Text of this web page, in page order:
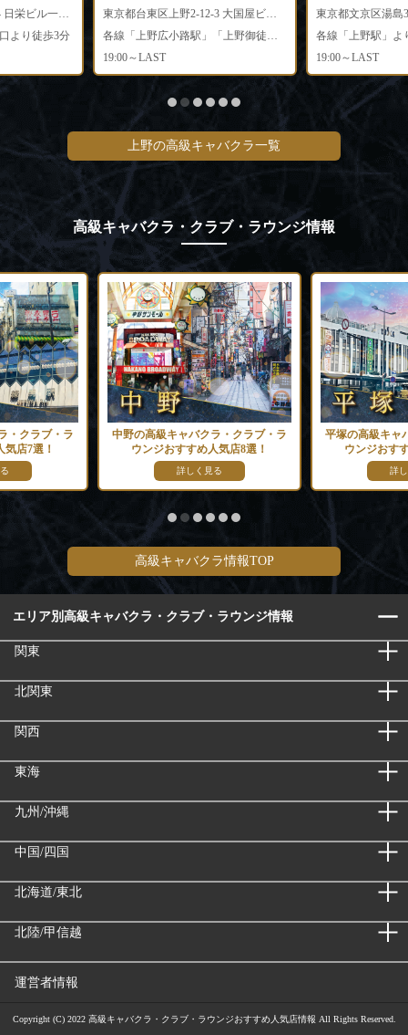
東京都台東区上野2-8-4 日栄ビル一番館4F
より徒歩3分
東京都台東区上野2-12-3 大国屋ビル3F
19:00～LAST
各線「上野駅」よ
19:00～LAST
上野の高級キャバクラ一覧
高級キャバクラ・クラブ・ラウンジ情報
・クラブ・ラ
店7選！
中野の高級キャバクラ・クラブ・ラ
ウンジおすすめ人気店8選！
詳しく見る
平塚の高級キャ
ウンジおす
詳
高級キャバクラ情報TOP
エリア別高級キャバクラ・クラブ・ラウンジ情報
関東
北関東
関西
東海
九州/沖縄
中国/四国
北海道/東北
北陸/甲信越
運営者情報
Copyright (C) 2022 高級キャバクラ・クラブ・ラウンジおすすめ人気店情報 All Rights Reserved.